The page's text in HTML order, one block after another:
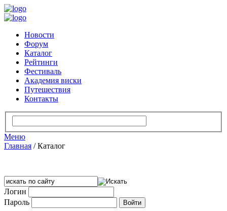
Новости
Форум
Каталог
Рейтинги
Фестиваль
Академия виски
Путешествия
Контакты
Меню
Главная /Каталог
Логин
Пароль